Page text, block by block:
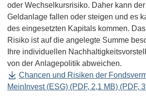
oder Wechselkursrisiko. Daher kann
Geldanlage fallen oder steigen und es
des eingesetzten Kapitals kommen.
Risiko ist auf die angelegte Summe
Ihre individuellen
von der Anlagepolitik abweichen.
Chancen und Risiken der
MeinInvest (ESG) (PDF, 2,1 MB) (PDF,